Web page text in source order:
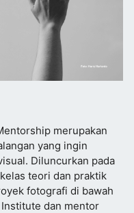
merupakan
yang ingin
Diluncurkan pada
teori dan praktik
fotografi di bawah
dan mentor